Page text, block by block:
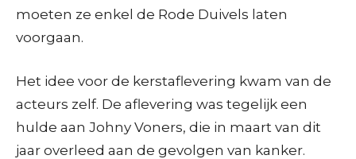
moeten ze enkel de Rode Duivels laten
voorgaan.
Het idee voor de kerstaflevering kwam van de
acteurs zelf. De aflevering was tegelijk een
hulde aan Johny Voners, die in maart van dit
jaar overleed aan de gevolgen van kanker.